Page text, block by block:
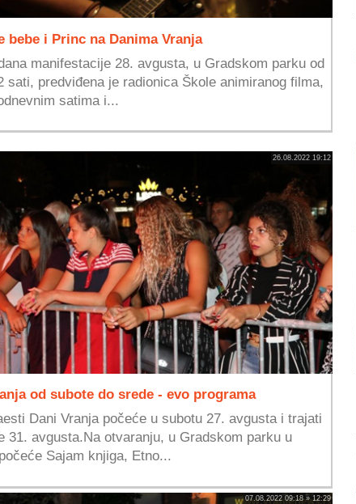
bebe i Princ na Danima Vranja
manifestacije 28. avgusta, u Gradskom parku od
sati, predviđena je radionica Škole animiranog filma,
satima i...
26.08.2022 19:12
od subote do srede - evo programa
Dani Vranja počeće u subotu 27. avgusta i trajati
31. avgusta.Na otvaranju, u Gradskom parku u
Sajam knjiga, Etno...
07.08.2022 09:18 » 12:29